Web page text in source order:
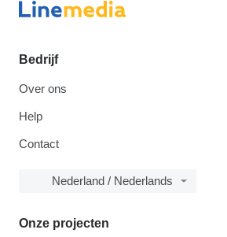
Bedrijf
Over ons
Help
Contact
Nederland / Nederlands
Onze projecten